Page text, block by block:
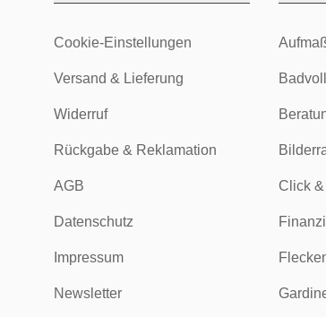
Cookie-Einstellungen
Versand & Lieferung
Widerruf
Rückgabe & Reklamation
AGB
Datenschutz
Impressum
Newsletter
Click